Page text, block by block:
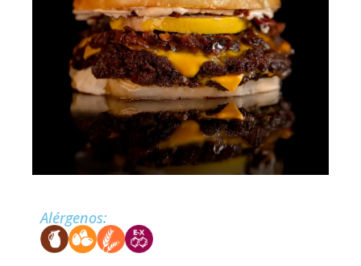
Alérgenos: